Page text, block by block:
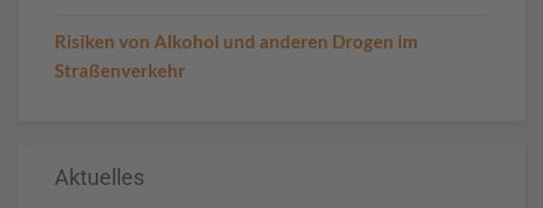
Risiken von Alkohol und anderen Drogen im
Straßenverkehr
Aktuelles